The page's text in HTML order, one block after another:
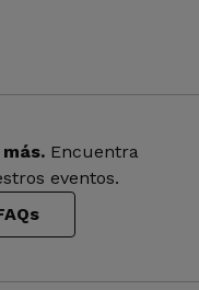
Encuentra
eventos.